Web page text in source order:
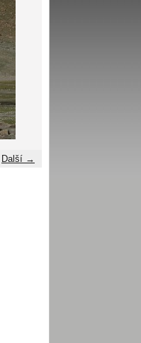
Další →